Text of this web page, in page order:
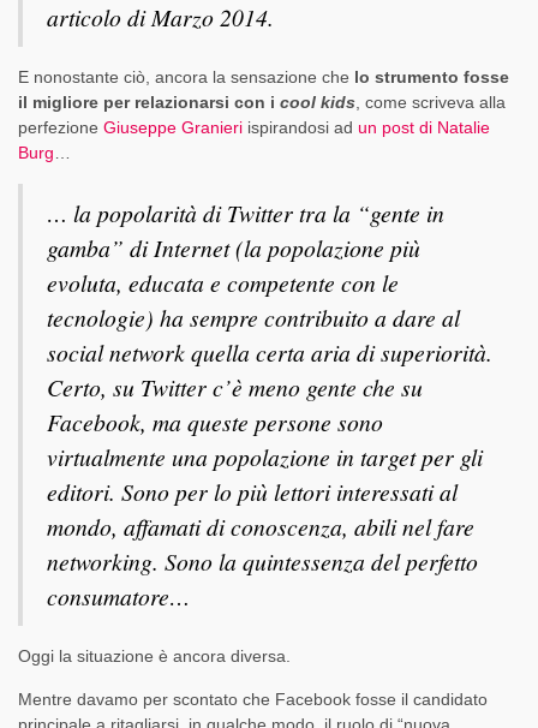
articolo di Marzo 2014.
E nonostante ciò, ancora la sensazione che lo strumento fosse
il migliore per relazionarsi con i cool kids, come scriveva alla
perfezione Giuseppe Granieri ispirandosi ad un post di Natalie
Burg…
… la popolarità di Twitter tra la “gente in
gamba” di Internet (la popolazione più
evoluta, educata e competente con le
tecnologie) ha sempre contribuito a dare al
social network quella certa aria di superiorità.
Certo, su Twitter c’è meno gente che su
Facebook, ma queste persone sono
virtualmente una popolazione in target per gli
editori. Sono per lo più lettori interessati al
mondo, affamati di conoscenza, abili nel fare
networking. Sono la quintessenza del perfetto
consumatore…
Oggi la situazione è ancora diversa.
Mentre davamo per scontato che Facebook fosse il candidato